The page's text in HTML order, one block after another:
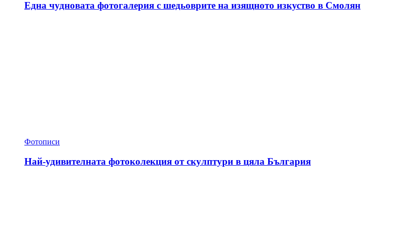
Една чудновата фотогалерия с шедьоврите на изящното изкуство в Смолян
Фотописи
Най-удивителната фотоколекция от скулптури в цяла България